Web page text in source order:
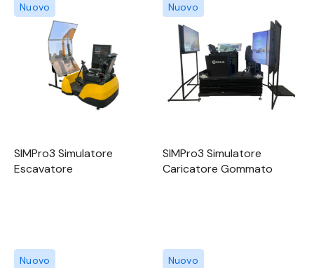
Nuovo
SIMPro3 Simulatore
Escavatore
Nuovo
SIMPro3 Simulatore
Caricatore Gommato
Nuovo Nuovo